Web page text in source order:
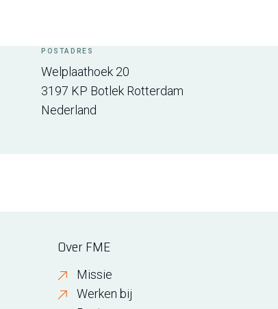
POSTADRES
Welplaathoek 20
3197 KP Botlek Rotterdam
Nederland
Over FME
Missie
Werken bij